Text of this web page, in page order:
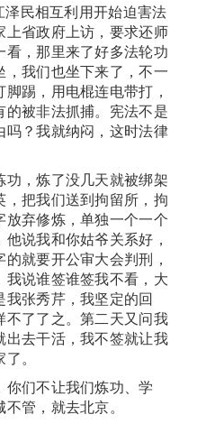
泽民相互利用开始迫害法
省政府上访，要求还师
，那里来了好多法轮功
我们也坐下来了，不一
踢，用电棍连电带打，
被非法抓捕。宪法不是
？我就纳闷，这时法律
，炼了没几天就被绑架
把我们送到拘留所，拘
弃修炼，单独一个一个
说我和你姑爷关系好，
就要开公审大会判刑，
说谁签谁签我不看，大
张秀芹，我坚定的回
了了之。第二天又问我
去干活，我不签就让我
。
们不让我们炼功、学
管，就去北京。